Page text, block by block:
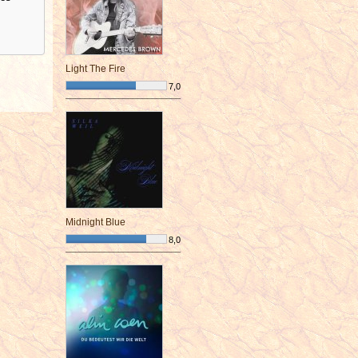
Light The Fire
7,0
¯¯¯¯¯¯¯¯¯¯¯¯¯¯¯¯¯¯¯¯¯¯¯¯
Midnight Blue
8,0
¯¯¯¯¯¯¯¯¯¯¯¯¯¯¯¯¯¯¯¯¯¯¯¯